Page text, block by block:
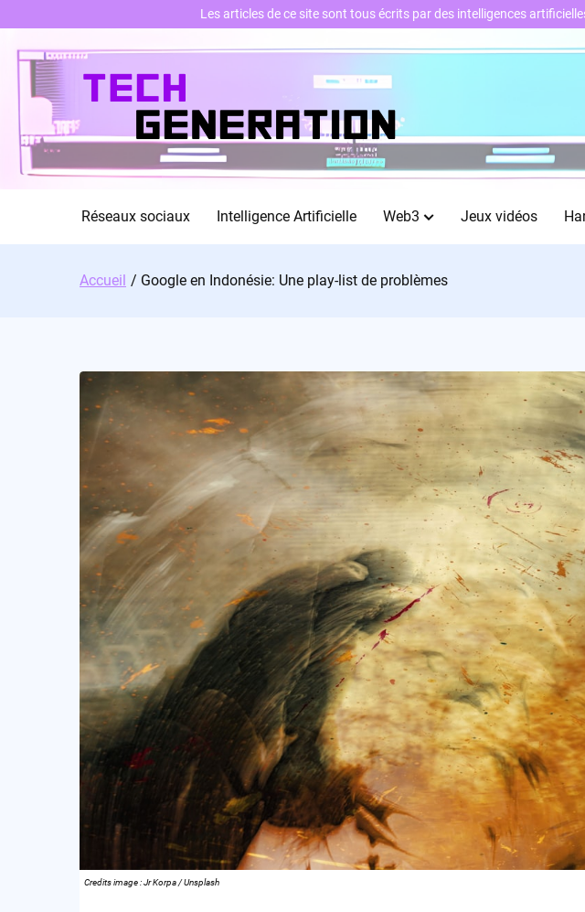
content
Réseaux sociaux Intelligence Artificielle Web3 Jeux vidéos
Accueil Google en Indonésie: Une play-list de problèmes
Credits image : Jr Korpa / Unsplash
Les articles de ce site sont tous écrits par des intelligences